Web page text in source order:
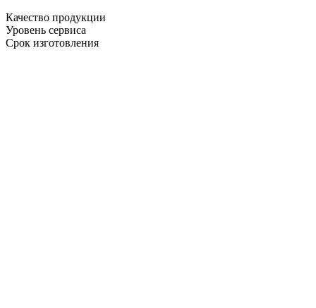
Качество продукции
Уровень сервиса
Срок изготовления